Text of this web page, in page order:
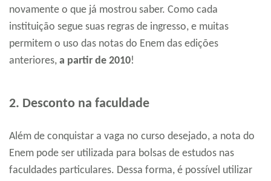
novamente o que já mostrou saber. Como cada
instituição segue suas regras de ingresso, e muitas
permitem o uso das notas do Enem das edições
anteriores, a partir de 2010!
2. Desconto na faculdade
Além de conquistar a vaga no curso desejado, a nota do
Enem pode ser utilizada para bolsas de estudos nas
faculdades particulares. Dessa forma, é possível utilizar